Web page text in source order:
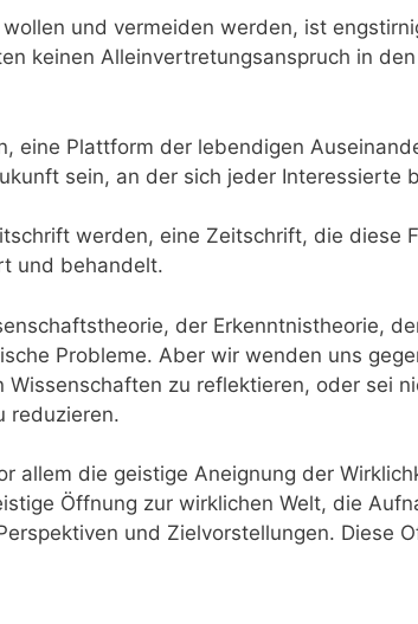
und vermeiden werden, ist
keinen Alleinvertretungsanspruch in
eine Plattform der lebendigen
sein, an der sich jeder Interessierte
werden, eine Zeitschrift, die diese
und behandelt.
der Erkenntnistheorie,
Probleme. Aber wir wenden uns
zu reflektieren, oder sei
reduzieren.
allem die geistige Aneignung der
Öffnung zur wirklichen Welt, die
und Zielvorstellungen. Diese